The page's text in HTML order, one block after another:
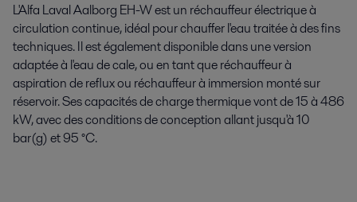
L'Alfa Laval Aalborg EH-W est un réchauffeur électrique à
circulation continue, idéal pour chauffer l'eau traitée à des fins
techniques. Il est également disponible dans une version
adaptée à l'eau de cale, ou en tant que réchauffeur à
aspiration de reflux ou réchauffeur à immersion monté sur
réservoir. Ses capacités de charge thermique vont de 15 à 486
kW, avec des conditions de conception allant jusqu'à 10
bar(g) et 95 °C.